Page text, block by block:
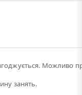
Можливо
занять.